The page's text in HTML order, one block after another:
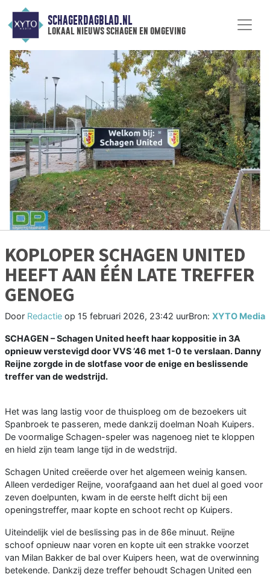
SCHAGERDAGBLAD.NL
lokaal nieuws schagen en omgeving
KOPLOPER SCHAGEN UNITED
HEEFT AAN ÉÉN LATE TREFFER
GENOEG
Door Redactie op 15 februari 2026, 23:42 uurBron: XYTO Media
SCHAGEN – Schagen United heeft haar koppositie in 3A
opnieuw verstevigd door VVS ’46 met 1-0 te verslaan. Danny
Reijne zorgde in de slotfase voor de enige en beslissende
treffer van de wedstrijd.
Het was lang lastig voor de thuisploeg om de bezoekers uit
Spanbroek te passeren, mede dankzij doelman Noah Kuipers.
De voormalige Schagen-speler was nagenoeg niet te kloppen
en hield zijn team lange tijd in de wedstrijd.
Schagen United creëerde over het algemeen weinig kansen.
Alleen verdediger Reijne, voorafgaand aan het duel al goed voor
zeven doelpunten, kwam in de eerste helft dicht bij een
openingstreffer, maar kopte en schoot recht op Kuipers.
Uiteindelijk viel de beslissing pas in de 86e minuut. Reijne
schoof opnieuw naar voren en kopte uit een strakke voorzet
van Milan Bakker de bal over Kuipers heen, wat de overwinning
betekende. Dankzij deze treffer behoudt Schagen United een